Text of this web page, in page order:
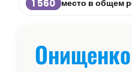
1 560 место в общем